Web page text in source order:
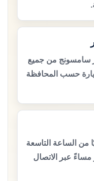
سامسونج من جميع
حسب المحافظة
من الساعة التاسعة
عبر الاتصال